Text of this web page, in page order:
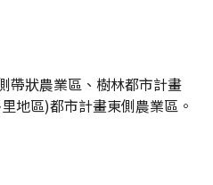
帶狀農業區、樹林都市計畫
地區)都市計畫東側農業區。